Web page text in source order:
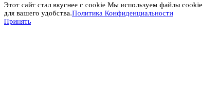
Этот сайт стал вкуснее с cookie Мы используем файлы cookie
для вашего удобства.Политика Конфиденциальности
Принять